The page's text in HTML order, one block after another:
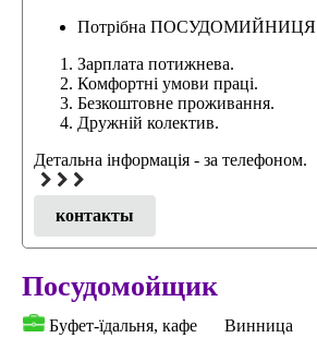
Потрібна ПОСУДОМИЙНИЦЯ
Зарплата потижнева.
Комфортні умови праці.
Безкоштовне проживання.
Дружній колектив.
Детальна інформація - за телефоном.
контакты
Посудомойщик
Буфет-їдальня, кафе Винница